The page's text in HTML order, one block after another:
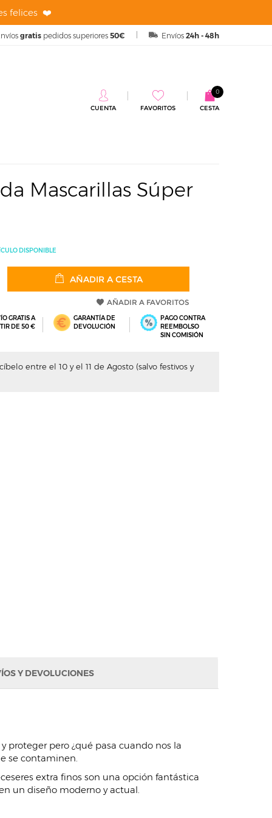
felices ❤️
Envíos 24h - 48h
gratis pedidos superiores 50€
CESTA
0
CUENTA FAVORITOS
Mascarillas Súper
DISPONIBLE
AÑADIR A CESTA
AÑADIR A FAVORITOS
GRATIS A
DE 50 €
GARANTÍA DE
DEVOLUCIÓN
PAGO CONTRA
REEMBOLSO
SIN COMISIÓN
entre el 10 y el 11 de Agosto (salvo festivos y
Y DEVOLUCIONES
proteger pero ¿qué pasa cuando nos la
se contaminen.
extra finos son una opción fantástica
un diseño moderno y actual.